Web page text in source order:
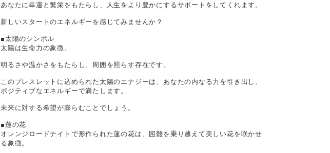
あなたに幸運と繁栄をもたらし、人生をより豊かにするサポートをしてくれます。
新しいスタートのエネルギーを感じてみませんか？
■太陽のシンボル
太陽は生命力の象徴。
明るさや温かさをもたらし、周囲を照らす存在です。
このブレスレットに込められた太陽のエナジーは、あなたの内なる力を引き出し、
ポジティブなエネルギーで満たします。
未来に対する希望が膨らむことでしょう。
■蓮の花
オレンジロードナイトで形作られた蓮の花は、困難を乗り越えて美しい花を咲かせ
る象徴。